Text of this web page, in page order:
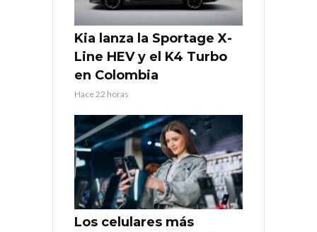
Kia lanza la Sportage X-
Line HEV y el K4 Turbo
en Colombia
Hace 22 horas
Los celulares más